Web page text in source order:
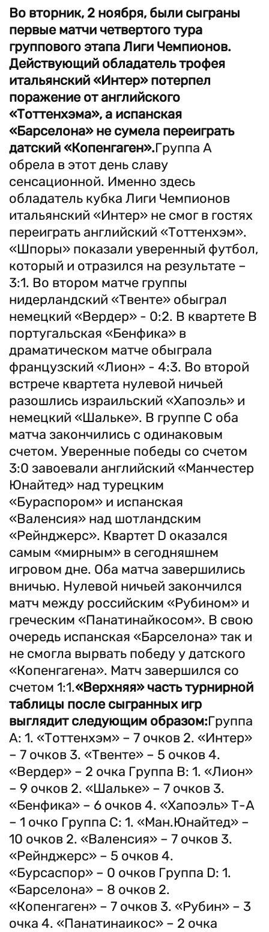
Во вторник, 2 ноября, были сыграны
первые матчи четвертого тура
группового этапа Лиги Чемпионов.
Действующий обладатель трофея
итальянский «Интер» потерпел
поражение от английского
«Тоттенхэма», а испанская
«Барселона» не сумела переиграть
датский «Копенгаген».Группа А
обрела в этот день славу
сенсационной. Именно здесь
обладатель кубка Лиги Чемпионов
итальянский «Интер» не смог в гостях
переиграть английский «Тоттенхэм».
«Шпоры» показали уверенный футбол,
который и отразился на результате –
3:1. Во втором матче группы
нидерландский «Твенте» обыграл
немецкий «Вердер» - 0:2. В квартете В
португальская «Бенфика» в
драматическом матче обыграла
французский «Лион» - 4:3. Во второй
встрече квартета нулевой ничьей
разошлись израильский «Хапоэль» и
немецкий «Шальке». В группе С оба
матча закончились с одинаковым
счетом. Уверенные победы со счетом
3:0 завоевали английский «Манчестер
Юнайтед» над турецким
«Бураспором» и испанская
«Валенсия» над шотландским
«Рейнджерс». Квартет D оказался
самым «мирным» в сегодняшнем
игровом дне. Оба матча завершились
вничью. Нулевой ничьей закончился
матч между российским «Рубином» и
греческим «Панатинайкосом». В свою
очередь испанская «Барселона» так и
не смогла вырвать победу у датского
«Копенгагена». Матч завершился со
счетом 1:1.«Верхняя» часть турнирной
таблицы после сыгранных игр
выглядит следующим образом:Группа
А: 1. «Тоттенхэм» – 7 очков 2. «Интер»
– 7 очков 3. «Твенте» – 5 очков 4.
«Вердер» – 2 очка Группа В: 1. «Лион»
– 9 очков 2. «Шальке» – 7 очков 3.
«Бенфика» – 6 очков 4. «Хапоэль» Т-А
– 1 очко Группа С: 1. «Ман.Юнайтед» –
10 очков 2. «Валенсия» – 7 очков 3.
«Рейнджерс» – 5 очков 4.
«Бурсаспор» – 0 очков Группа D: 1.
«Барселона» – 8 очков 2.
«Копенгаген» – 7 очков 3. «Рубин» – 3
очка 4. «Панатинаикос» – 2 очка